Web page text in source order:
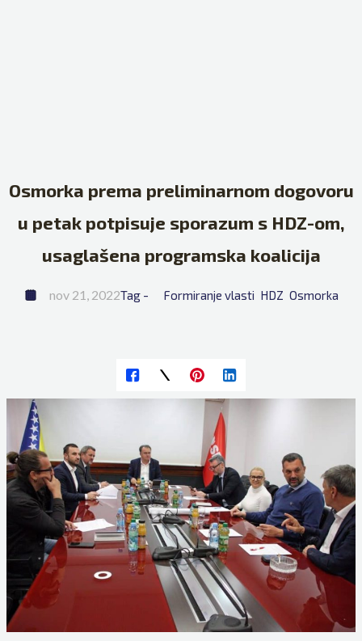
Osmorka prema preliminarnom dogovoru
u petak potpisuje sporazum s HDZ-om,
usaglašena programska koalicija
nov 21, 2022Tag - Formiranje vlasti HDZ Osmorka